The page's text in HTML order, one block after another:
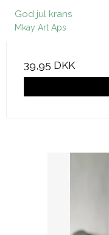
God jul krans
Mkay Art Aps
39,95 DKK